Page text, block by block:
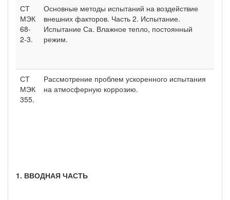
СТ
МЭК
68-
2-3.
Основные методы испытаний на воздействие
внешних факторов. Часть 2. Испытание.
Испытание Са. Влажное тепло, постоянный
режим.
СТ
МЭК
355.
Рассмотрение проблем ускоренного испытания
на атмосферную коррозию.
1. ВВОДНАЯ ЧАСТЬ